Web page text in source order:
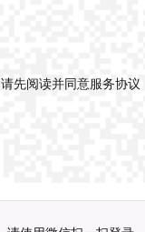
请先阅读并同意服务协议